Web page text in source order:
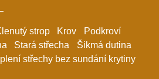
strop Krov
Podkroví
Stará střecha
Šikmá dutina
střechy bez sundání krytiny